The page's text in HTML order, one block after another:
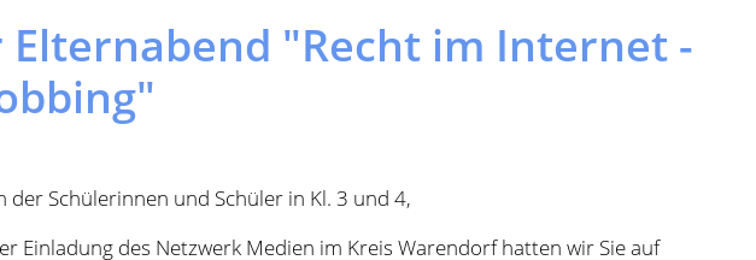
Einladung des Netzwerk Medien im Kreis Warendorf hatten wir Sie auf
am 12. Juni aufmerksam gemacht. Nun ist uns der Link zugesandt
an dem Elternabend teilnehmen können:
979